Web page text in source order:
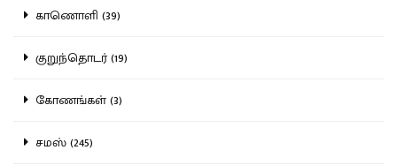
காணொளி (39)
குறுந்தொடர் (19)
கோணங்கள் (3)
சமஸ் (245)